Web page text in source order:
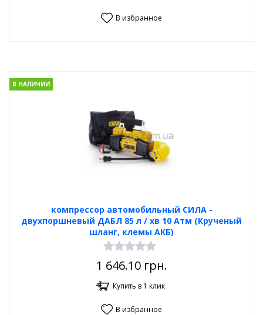
В избранное
компрессор автомобильный СИЛА -
двухпоршневый ДАБЛ 85 л / хв 10 Атм (Крученый
шланг, клемы АКБ)
В НАЛИЧИИ
1 646.10грн.
Купить в 1 клик
В избранное